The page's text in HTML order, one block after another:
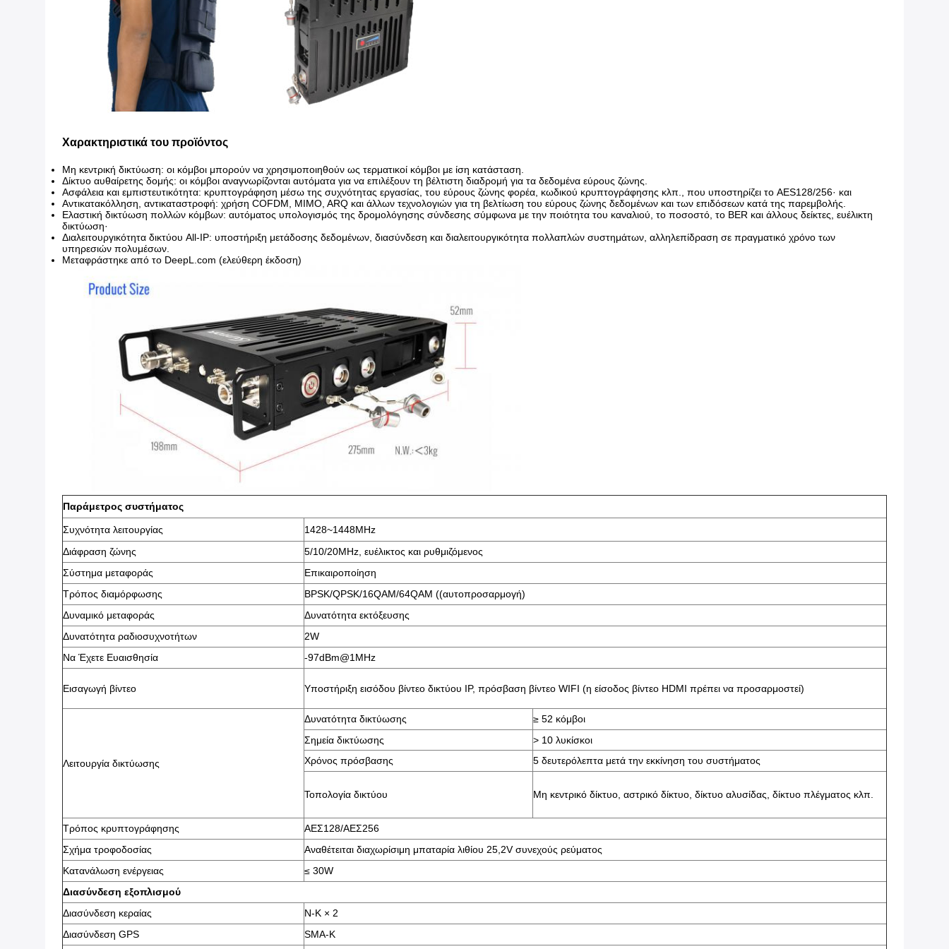
Χαρακτηριστικά του προϊόντος
Μη κεντρική δικτύωση: οι κόμβοι μπορούν να χρησιμοποιηθούν ως τερματικοί κόμβοι με ίση κατάσταση.
Δίκτυο αυθαίρετης δομής: οι κόμβοι αναγνωρίζονται αυτόματα για να επιλέξουν τη βέλτιστη διαδρομή για τα δεδομένα εύρους ζώνης.
Ασφάλεια και εμπιστευτικότητα: κρυπτογράφηση μέσω της συχνότητας εργασίας, του εύρους ζώνης φορέα, κωδικού κρυπτογράφησης κλπ., που υποστηρίζει το AES128/256· και
Αντικατακόλληση, αντικαταστροφή: χρήση COFDM, MIMO, ARQ και άλλων τεχνολογιών για τη βελτίωση του εύρους ζώνης δεδομένων και των επιδόσεων κατά της παρεμβολής.
Ελαστική δικτύωση πολλών κόμβων: αυτόματος υπολογισμός της δρομολόγησης σύνδεσης σύμφωνα με την ποιότητα του καναλιού, το ποσοστό, το BER και άλλους δείκτες, ευέλικτη
δικτύωση·
Διαλειτουργικότητα δικτύου All-IP: υποστήριξη μετάδοσης δεδομένων, διασύνδεση και διαλειτουργικότητα πολλαπλών συστημάτων, αλληλεπίδραση σε πραγματικό χρόνο των
υπηρεσιών πολυμέσων.
Μεταφράστηκε από το DeepL.com (ελεύθερη έκδοση)
Παράμετρος συστήματος
Συχνότητα λειτουργίας
1428~1448MHz
Διάφραση ζώνης
5/10/20MHz, ευέλικτος και ρυθμιζόμενος
Σύστημα μεταφοράς
Επικαιροποίηση
Τρόπος διαμόρφωσης
BPSK/QPSK/16QAM/64QAM ((αυτοπροσαρμογή)
Δυναμικό μεταφοράς
Δυνατότητα εκτόξευσης
Δυνατότητα ραδιοσυχνοτήτων
2W
Να Έχετε Ευαισθησία
-97dBm@1MHz
Εισαγωγή βίντεο Υποστήριξη εισόδου βίντεο δικτύου IP, πρόσβαση βίντεο WIFI (η είσοδος βίντεο HDMI πρέπει να προσαρμοστεί)
Λειτουργία δικτύωσης
Δυνατότητα δικτύωσης
≥ 52 κόμβοι
Σημεία δικτύωσης
> 10 λυκίσκοι
Χρόνος πρόσβασης
5 δευτερόλεπτα μετά την εκκίνηση του συστήματος
Τοπολογία δικτύου Μη κεντρικό δίκτυο, αστρικό δίκτυο, δίκτυο αλυσίδας, δίκτυο πλέγματος κλπ.
Τρόπος κρυπτογράφησης
ΑΕΣ128/ΑΕΣ256
Σχήμα τροφοδοσίας
Αναθέτειται διαχωρίσιμη μπαταρία λιθίου 25,2V συνεχούς ρεύματος
Κατανάλωση ενέργειας
≤ 30W
Διασύνδεση εξοπλισμού
Διασύνδεση κεραίας
N-K × 2
Διασύνδεση GPS
SMA-K